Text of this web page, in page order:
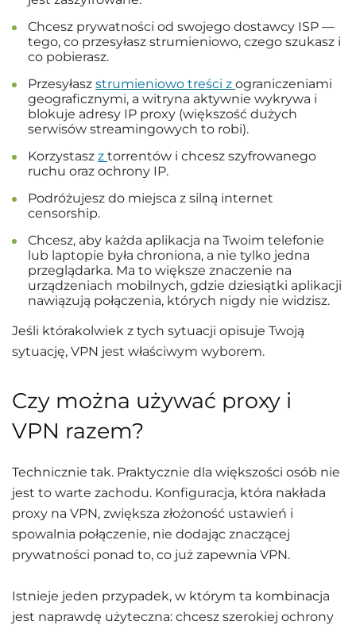
Chcesz prywatności od swojego dostawcy ISP —
tego, co przesyłasz strumieniowo, czego szukasz i
co pobierasz.
Przesyłasz strumieniowo treści z ograniczeniami
geograficznymi, a witryna aktywnie wykrywa i
blokuje adresy IP proxy (większość dużych
serwisów streamingowych to robi).
Korzystasz z torrentów i chcesz szyfrowanego
ruchu oraz ochrony IP.
Podróżujesz do miejsca z silną internet
censorship.
Chcesz, aby każda aplikacja na Twoim telefonie
lub laptopie była chroniona, a nie tylko jedna
przeglądarka. Ma to większe znaczenie na
urządzeniach mobilnych, gdzie dziesiątki aplikacji
nawiązują połączenia, których nigdy nie widzisz.
Jeśli którakolwiek z tych sytuacji opisuje Twoją
sytuację, VPN jest właściwym wyborem.
Czy można używać proxy i
VPN razem?
Technicznie tak. Praktycznie dla większości osób nie
jest to warte zachodu. Konfiguracja, która nakłada
proxy na VPN, zwiększa złożoność ustawień i
spowalnia połączenie, nie dodając znaczącej
prywatności ponad to, co już zapewnia VPN.
Istnieje jeden przypadek, w którym ta kombinacja
jest naprawdę użyteczna: chcesz szerokiej ochrony